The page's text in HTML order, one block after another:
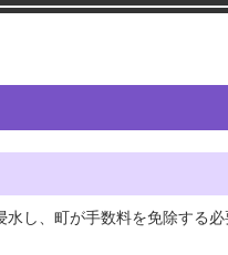
し、町が手数料を免除する